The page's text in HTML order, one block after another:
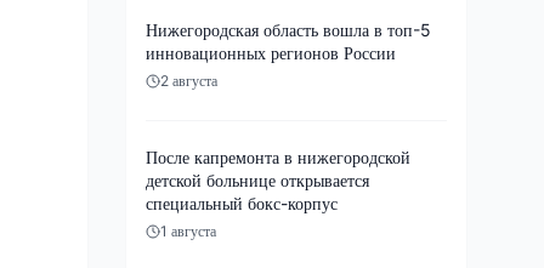
Нижегородская область вошла в топ-5
инновационных регионов России
2 августа
После капремонта в нижегородской
детской больнице открывается
специальный бокс-корпус
1 августа